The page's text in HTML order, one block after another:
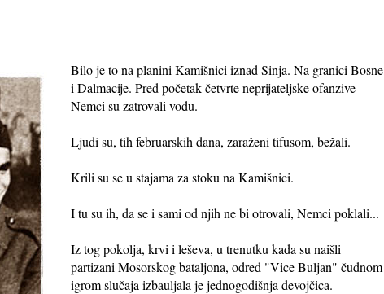
Bilo je to na planini Kamišnici iznad Sinja. Na granici Bosne
i Dalmacije. Pred početak četvrte neprijateljske ofanzive
Nemci su zatrovali vodu.
Ljudi su, tih februarskih dana, zaraženi tifusom, bežali.
Krili su se u stajama za stoku na Kamišnici.
I tu su ih, da se i sami od njih ne bi otrovali, Nemci poklali...
Iz tog pokolja, krvi i leševa, u trenutku kada su naišli
partizani Mosorskog bataljona, odred "Vice Buljan" čudnom
igrom slučaja izbauljala je jednogodišnja devojčica.